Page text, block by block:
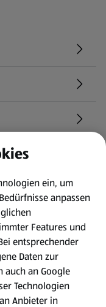
ein, um
anpassen
Features und
entsprechender
Daten zur
auch an Google
Technologien
Anbieter in